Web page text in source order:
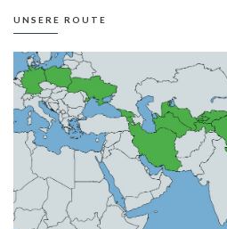
UNSERE ROUTE